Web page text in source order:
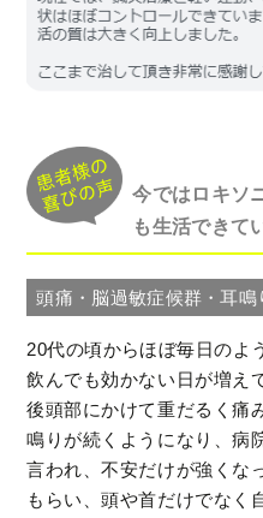
今ではロキソ
も生活できて
頭痛・脳過敏症候群・耳鳴
20代の頃からほぼ毎日のよ
飲んでも効かない日が増え
後頭部にかけて重だるく痛
鳴りが続くようになり、病
言われ、不安だけが強くな
もらい、頭や首だけでなく